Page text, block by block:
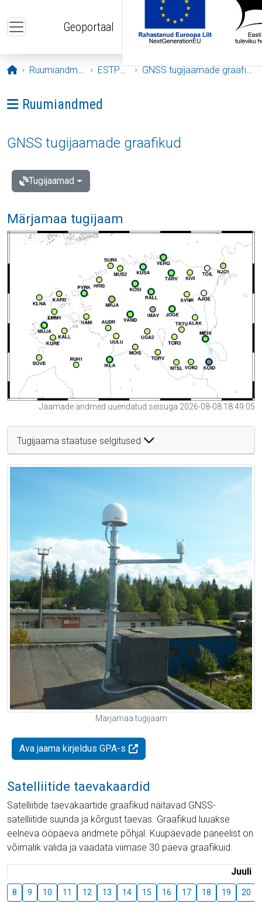
Geoportaal
Avaleht
Ruumiandmed ESTPOS GNSS tugijaamade graafikud
Ava menüü: Ruumiandmed
Ruumiandmed
GNSS tugijaamade graafikud
Tugijaamad
Märjamaa tugijaam
Jaamade andmed uuendatud seisuga 2026-08-08 18:49:05
Tugijaama staatuse selgitused
Märjamaa tugijaam
Ava jaama kirjeldus GPA-s
Satelliitide taevakaardid
Satelliitide taevakaartide graafikud näitavad GNSS-
satelliitide suunda ja kõrgust taevas. Graafikud luuakse
eelneva ööpäeva andmete põhjal. Kuupäevade paneelist on
võimalik valida ja vaadata viimase 30 päeva graafikuid.
Juuli
8 9 10 11 12 13 14 15 16 17 18 19 20